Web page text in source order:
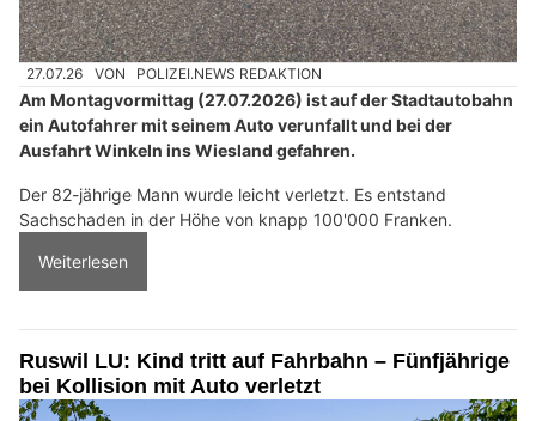
27.07.26 VON POLIZEI.NEWS REDAKTION
Am Montagvormittag (27.07.2026) ist auf der Stadtautobahn
ein Autofahrer mit seinem Auto verunfallt und bei der
Ausfahrt Winkeln ins Wiesland gefahren.
Der 82-jährige Mann wurde leicht verletzt. Es entstand
Sachschaden in der Höhe von knapp 100'000 Franken.
Weiterlesen
Ruswil LU: Kind tritt auf Fahrbahn – Fünfjährige
bei Kollision mit Auto verletzt